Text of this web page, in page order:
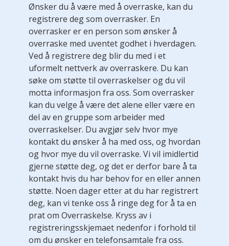
Ønsker du å være med å overraske, kan du
registrere deg som overrasker. En
overrasker er en person som ønsker å
overraske med uventet godhet i hverdagen.
Ved å registrere deg blir du med i et
uformelt nettverk av overraskere. Du kan
søke om støtte til overraskelser og du vil
motta informasjon fra oss. Som overrasker
kan du velge å være det alene eller være en
del av en gruppe som arbeider med
overraskelser. Du avgjør selv hvor mye
kontakt du ønsker å ha med oss, og hvordan
og hvor mye du vil overraske. Vi vil imidlertid
gjerne støtte deg, og det er derfor bare å ta
kontakt hvis du har behov for en eller annen
støtte. Noen dager etter at du har registrert
deg, kan vi tenke oss å ringe deg for å ta en
prat om Overraskelse. Kryss av i
registreringsskjemaet nedenfor i forhold til
om du ønsker en telefonsamtale fra oss.